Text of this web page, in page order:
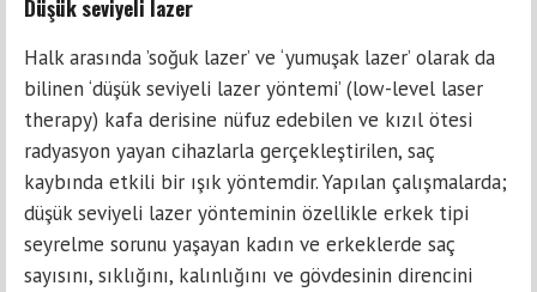
Düşük seviyeli lazer
Halk arasında ’soğuk lazer’ ve ‘yumuşak lazer’ olarak da
bilinen ‘düşük seviyeli lazer yöntemi’ (low-level laser
therapy) kafa derisine nüfuz edebilen ve kızıl ötesi
radyasyon yayan cihazlarla gerçekleştirilen, saç
kaybında etkili bir ışık yöntemdir. Yapılan çalışmalarda;
düşük seviyeli lazer yönteminin özellikle erkek tipi
seyrelme sorunu yaşayan kadın ve erkeklerde saç
sayısını, sıklığını, kalınlığını ve gövdesinin direncini